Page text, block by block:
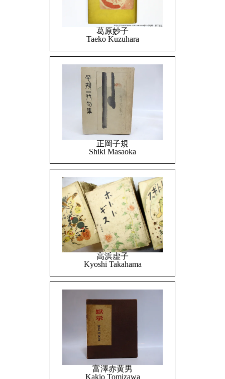
葛原妙子
Taeko Kuzuhara
正岡子規
Shiki Masaoka
高浜虚子
Kyoshi Takahama
富澤赤黄男
Kakio Tomizawa